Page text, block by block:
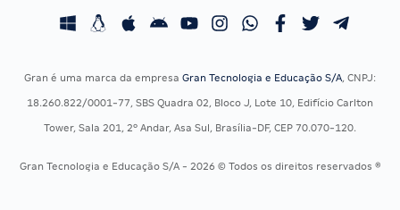
Concursos Fiscais
Residência Multiprofissional
Calendário OAB
Gran é uma marca da empresa Gran Tecnologia e Educação S/A, CNPJ:
18.260.822/0001-77, SBS Quadra 02, Bloco J, Lote 10, Edifício Carlton
Tower, Sala 201, 2º Andar, Asa Sul, Brasília-DF, CEP 70.070-120.
Gran Tecnologia e Educação S/A - 2026 © Todos os direitos reservados ®